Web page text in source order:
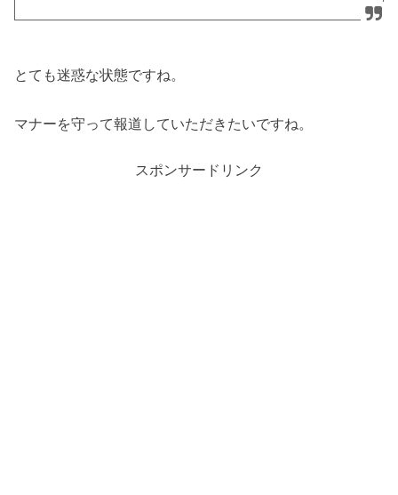
とても迷惑な状態ですね。
マナーを守って報道していただきたいですね。
スポンサードリンク